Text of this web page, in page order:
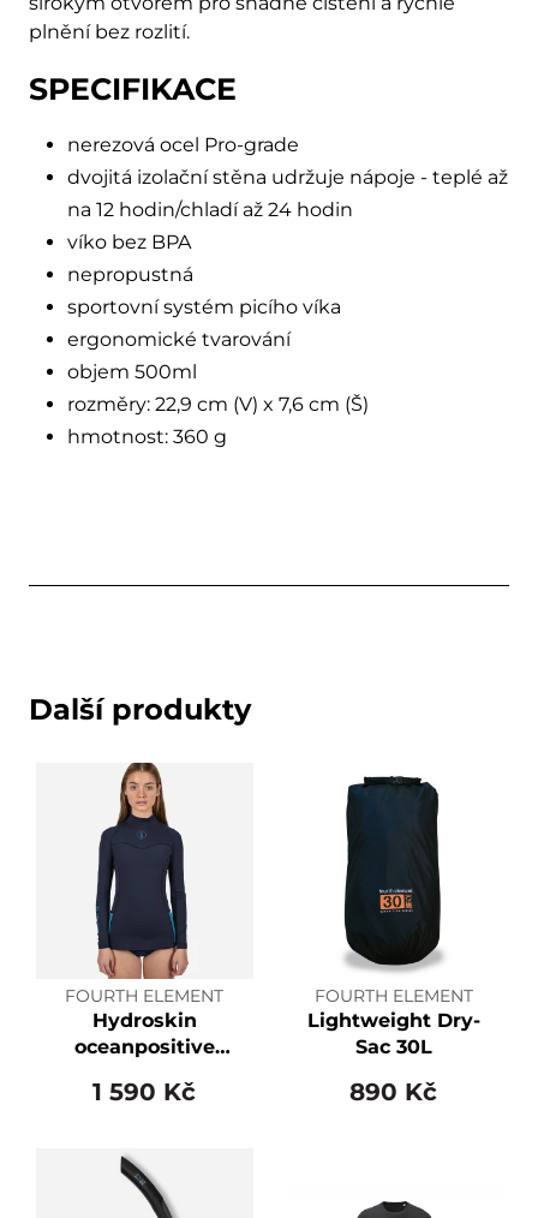
plnění bez rozlití.
SPECIFIKACE
nerezová ocel Pro-grade
dvojitá izolační stěna udržuje nápoje - teplé až
na 12 hodin/chladí až 24 hodin
víko bez BPA
nepropustná
sportovní systém picího víka
ergonomické tvarování
objem 500ml
rozměry: 22,9 cm (V) x 7,6 cm (Š)
hmotnost: 360 g
Další produkty
FOURTH ELEMENT
Hydroskin
oceanpositive
1 590 Kč
FOURTH ELEMENT
Lightweight Dry-
Sac 30L
890 Kč